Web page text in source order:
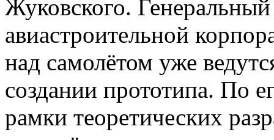
Жуковского.
авиастроительной
над самолётом уже
создании прототипа. По
рамки теоретических